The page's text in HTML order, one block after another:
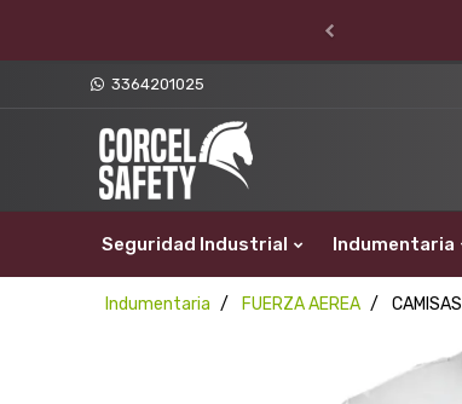
3364201025
Seguridad Industrial Indumentaria
Indumentaria FUERZA AEREA CAMISAS